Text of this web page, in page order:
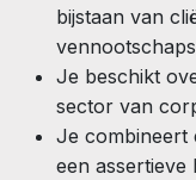
bijstaan van
Je beschikt
sector van
Je combineert
een assertieve